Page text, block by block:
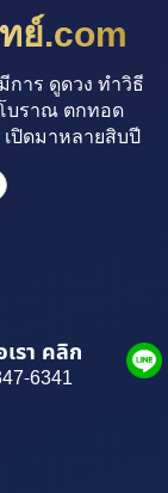
ย์.com
การ ดูดวง ทำวิธี
บราณ ตกทอด
ปิดมาหลายสิบปี
รา คลิก
6341